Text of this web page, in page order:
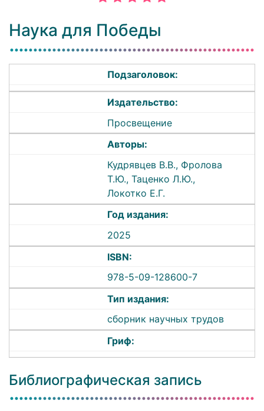
Наука для Победы
Подзаголовок:
Издательство:
Просвещение
Авторы:
Кудрявцев В.В., Фролова
Т.Ю., Таценко Л.Ю.,
Локотко Е.Г.
Год издания:
2025
ISBN:
978-5-09-128600-7
Тип издания:
сборник научных трудов
Гриф:
Библиографическая запись